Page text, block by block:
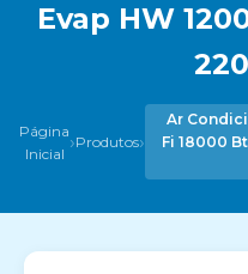
Evap HW
Página
Inicial ›Produtos›
Ar
Fi 18000